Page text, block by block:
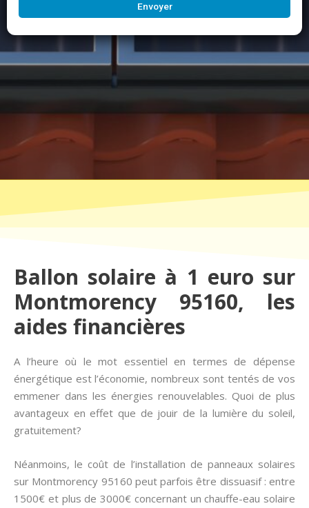
Envoyer
Ballon solaire à 1 euro sur
Montmorency 95160, les
aides financières
A l’heure où le mot essentiel en termes de dépense
énergétique est l’économie, nombreux sont tentés de vos
emmener dans les énergies renouvelables. Quoi de plus
avantageux en effet que de jouir de la lumière du soleil,
gratuitement?
Néanmoins, le coût de l’installation de panneaux solaires
sur Montmorency 95160 peut parfois être dissuasif : entre
1500€ et plus de 3000€ concernant un chauffe-eau solaire